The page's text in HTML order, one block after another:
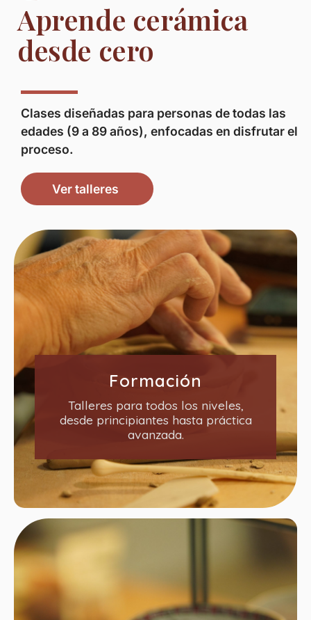
Aprende cerámica
desde cero
Clases diseñadas para personas de todas las
edades (9 a 89 años), enfocadas en disfrutar el
proceso.
Ver talleres
Formación
Talleres para todos los niveles,
desde principiantes hasta práctica
avanzada.